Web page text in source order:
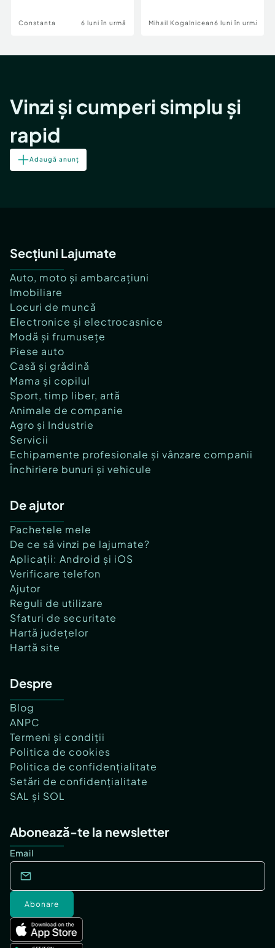
Constanta 6 luni în urmă Mihail Kogalniceanu6 luni în urmă
Vinzi și cumperi simplu și
rapid
Adaugă anunț
Secțiuni Lajumate
Auto, moto și ambarcațiuni
Imobiliare
Locuri de muncă
Electronice și electrocasnice
Modă și frumusețe
Piese auto
Casă și grădină
Mama și copilul
Sport, timp liber, artă
Animale de companie
Agro și Industrie
Servicii
Echipamente profesionale și vânzare companii
Închiriere bunuri și vehicule
De ajutor
Pachetele mele
De ce să vinzi pe lajumate?
Aplicații: Android și iOS
Verificare telefon
Ajutor
Reguli de utilizare
Sfaturi de securitate
Hartă județelor
Hartă site
Despre
Blog
ANPC
Termeni și condiții
Politica de cookies
Politica de confidențialitate
Setări de confidențialitate
SAL și SOL
Abonează-te la newsletter
Email
Abonare